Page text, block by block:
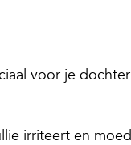
voor je
irriteert en